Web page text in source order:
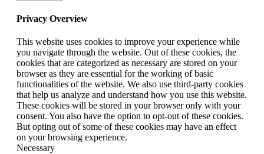
Privacy Overview
This website uses cookies to improve your experience while
you navigate through the website. Out of these cookies, the
cookies that are categorized as necessary are stored on your
browser as they are essential for the working of basic
functionalities of the website. We also use third-party cookies
that help us analyze and understand how you use this website.
These cookies will be stored in your browser only with your
consent. You also have the option to opt-out of these cookies.
But opting out of some of these cookies may have an effect
on your browsing experience.
Necessary